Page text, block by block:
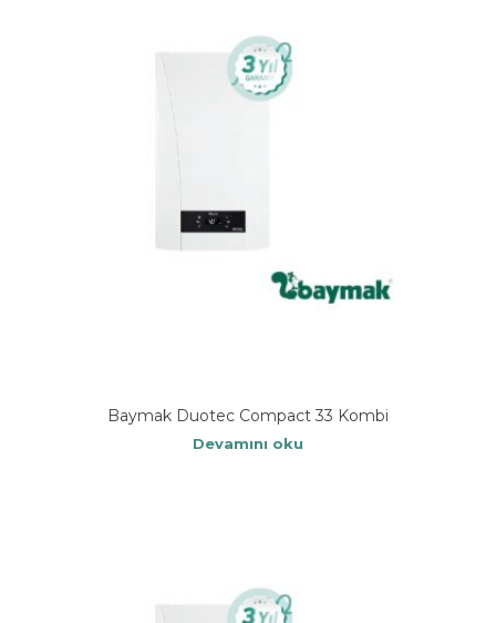
Baymak Duotec Compact 33 Kombi
Devamını oku